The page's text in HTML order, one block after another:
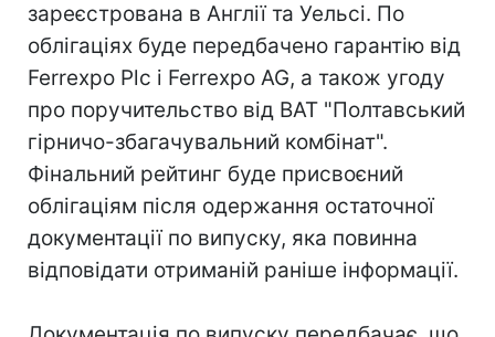
зареєстрована в Англії та Уельсі. По
облігаціях буде передбачено гарантію від
Ferrexpo Plc і Ferrexpo AG, а також угоду
про поручительство від ВАТ "Полтавський
гірничо-збагачувальний комбінат".
Фінальний рейтинг буде присвоєний
облігаціям після одержання остаточної
документації по випуску, яка повинна
відповідати отриманій раніше інформації.